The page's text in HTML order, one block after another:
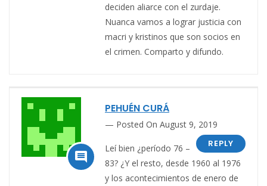
deciden aliarce con el zurdaje.
Nuanca vamos a lograr justicia con
macri y kristinos que son socios en
el crimen. Comparto y difundo.

PEHUÉN CURÁ
Posted On August 9, 2019
REPLY
Leí bien ¿período 76 –
83? ¿Y el resto, desde 1960 al 1976
y los acontecimientos de enero de